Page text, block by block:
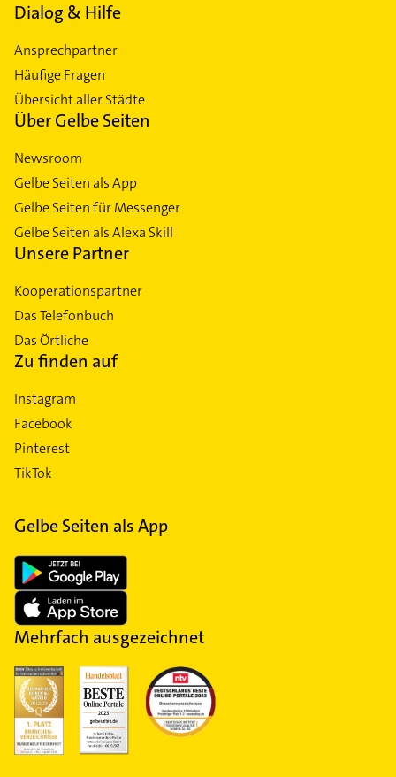
Dialog & Hilfe
Ansprechpartner
Häufige Fragen
Übersicht aller Städte
Über Gelbe Seiten
Newsroom
Gelbe Seiten als App
Gelbe Seiten für Messenger
Gelbe Seiten als Alexa Skill
Unsere Partner
Kooperationspartner
Das Telefonbuch
Das Örtliche
Zu finden auf
Instagram
Facebook
Pinterest
TikTok
Gelbe Seiten als App
Mehrfach ausgezeichnet